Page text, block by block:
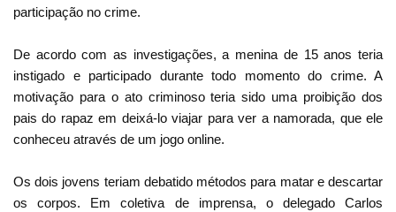
participação no crime.
De acordo com as investigações, a menina de 15 anos teria
instigado e participado durante todo momento do crime. A
motivação para o ato criminoso teria sido uma proibição dos
pais do rapaz em deixá-lo viajar para ver a namorada, que ele
conheceu através de um jogo online.
Os dois jovens teriam debatido métodos para matar e descartar
os corpos. Em coletiva de imprensa, o delegado Carlos